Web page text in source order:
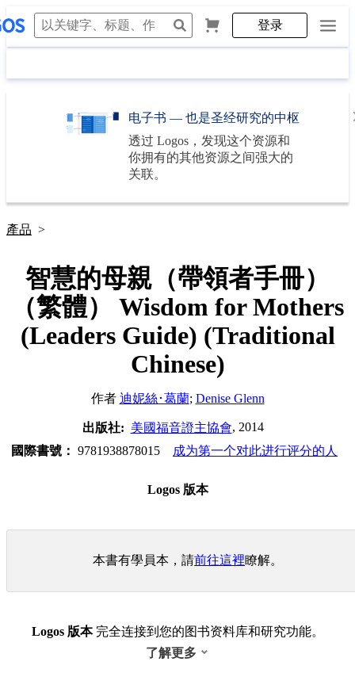
登录
电子书 — 也是圣经研究的中枢
透过 Logos ，发现这个资源和
你拥有的其他资源之间强大的
关联。
產品 >
智慧的母親（帶領者手冊）
（繁體） Wisdom for Mothers
(Leaders Guide) (Traditional
Chinese)
作者 迪妮絲･葛蘭; Denise Glenn
出版社: 美國福音證主協會, 2014
國際書號： 9781938878015 成为第一个对此进行评分的人
Logos 版本
本書有學員本，請前往這裡瞭解。
Logos 版本完全连接到您的图书资料库和研究功能。
了解更多